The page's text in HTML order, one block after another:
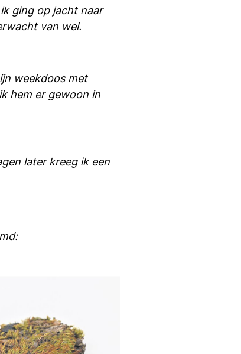
ging op jacht naar
van wel.
weekdoos met
hem er gewoon in
later kreeg ik een